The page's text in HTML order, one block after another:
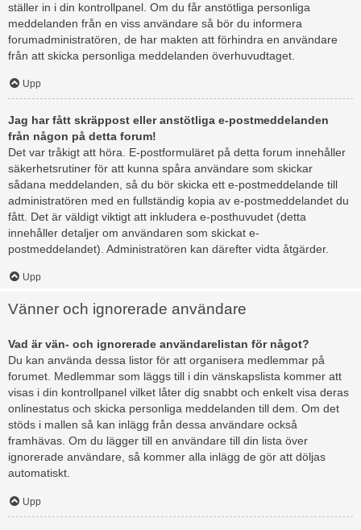
ställer in i din kontrollpanel. Om du får anstötliga personliga
meddelanden från en viss användare så bör du informera
forumadministratören, de har makten att förhindra en användare
från att skicka personliga meddelanden överhuvudtaget.
Upp
Jag har fått skräppost eller anstötliga e-postmeddelanden
från någon på detta forum!
Det var tråkigt att höra. E-postformuläret på detta forum innehåller
säkerhetsrutiner för att kunna spåra användare som skickar
sådana meddelanden, så du bör skicka ett e-postmeddelande till
administratören med en fullständig kopia av e-postmeddelandet du
fått. Det är väldigt viktigt att inkludera e-posthuvudet (detta
innehåller detaljer om användaren som skickat e-
postmeddelandet). Administratören kan därefter vidta åtgärder.
Upp
Vänner och ignorerade användare
Vad är vän- och ignorerade användarelistan för något?
Du kan använda dessa listor för att organisera medlemmar på
forumet. Medlemmar som läggs till i din vänskapslista kommer att
visas i din kontrollpanel vilket låter dig snabbt och enkelt visa deras
onlinestatus och skicka personliga meddelanden till dem. Om det
stöds i mallen så kan inlägg från dessa användare också
framhävas. Om du lägger till en användare till din lista över
ignorerade användare, så kommer alla inlägg de gör att döljas
automatiskt.
Upp